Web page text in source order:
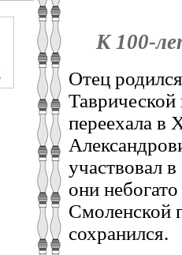
К 100-
Отец
переехала в
участвовал
они
Смоленской
сохранился.